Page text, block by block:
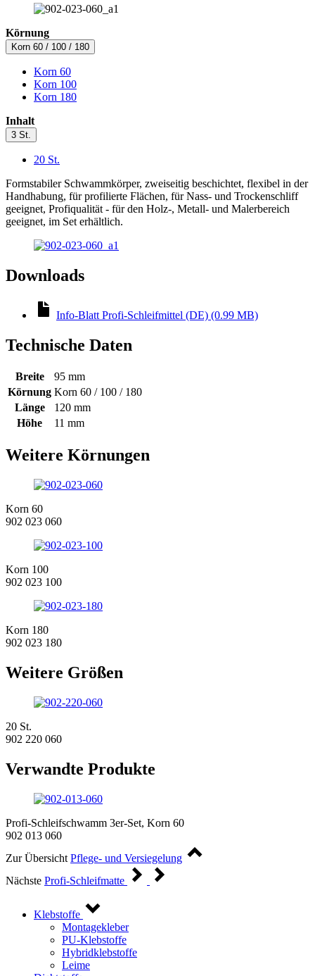
Körnung
Korn 60 / 100 / 180
Korn 60
Korn 100
Korn 180
Inhalt
3 St.
20 St.
Formstabiler Schwammkörper, zweiseitig beschichtet, flexibel in der
Handhabung, für profilierte Flächen, für Nass- und Trockenschliff
geeignet, Profiqualität - für den Holz-, Metall- und Malerbereich
geeignet, im Set erhältlich.
Downloads
Info-Blatt Profi-Schleifmittel (DE) (0.99 MB)
Technische Daten
Breite
95 mm
Körnung Korn 60 / 100 / 180
Länge
120 mm
Höhe
11 mm
Weitere Körnungen
Korn 60
902 023 060
Korn 100
902 023 100
Korn 180
902 023 180
Weitere Größen
20 St.
902 220 060
Verwandte Produkte
Profi-Schleifschwamm 3er-Set, Korn 60
902 013 060
Zur Übersicht Pflege- und Versiegelung
Nächste Profi-Schleifmatte
Klebstoffe
Montagekleber
PU-Klebstoffe
Hybridklebstoffe
Leime